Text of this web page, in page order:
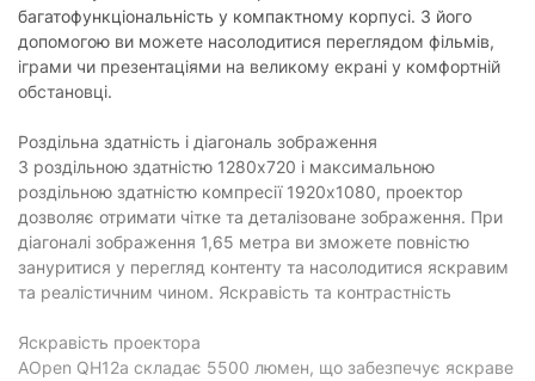
багатофункціональність у компактному корпусі. З його
допомогою ви можете насолодитися переглядом фільмів,
іграми чи презентаціями на великому екрані у комфортній
обстановці.
Роздільна здатність і діагональ зображення
З роздільною здатністю 1280х720 і максимальною
роздільною здатністю компресії 1920x1080, проектор
дозволяє отримати чітке та деталізоване зображення. При
діагоналі зображення 1,65 метра ви зможете повністю
зануритися у перегляд контенту та насолодитися яскравим
та реалістичним чином. Яскравість та контрастність
Яскравість проектора
AOpen QH12a складає 5500 люмен, що забезпечує яскраве